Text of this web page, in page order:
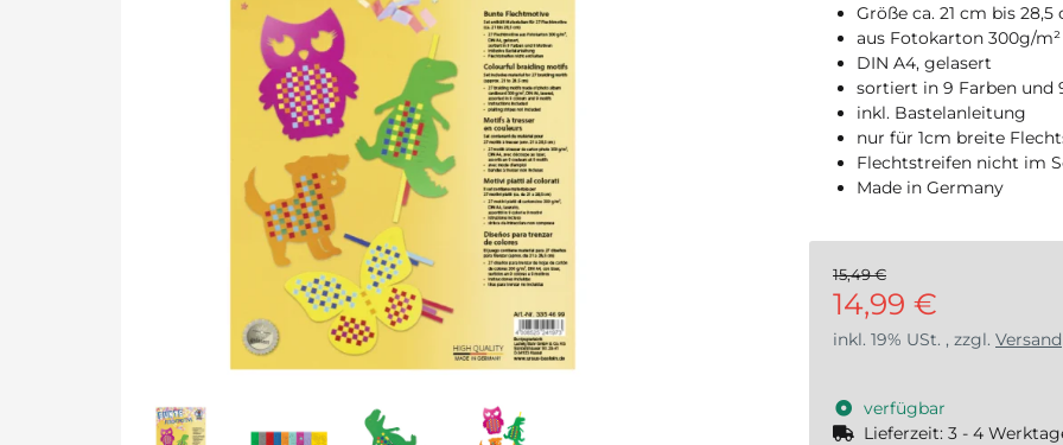
Größe ca. 21 cm bis 28,5
aus Fotokarton 300g/m²
DIN A4, gelasert
sortiert in 9 Farben und
inkl. Bastelanleitung
nur für 1cm breite
Flechtstreifen nicht im
Made in Germany
15,49 €
14,99 €
inkl. 19% USt. , zzgl. Versand
verfügbar
Lieferzeit: 3 - 4